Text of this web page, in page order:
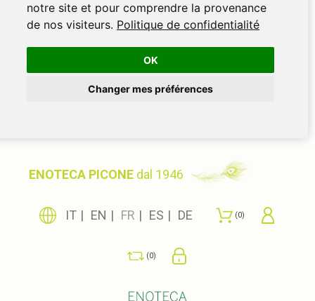
notre site et pour comprendre la provenance
de nos visiteurs. Politique de confidentialité
OK
Changer mes préférences
ENOTECA PICONE dal 1946
IT EN FR ES DE 0
0